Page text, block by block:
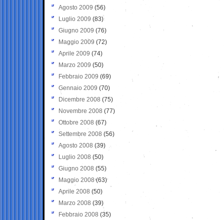
Agosto 2009 (56)
Luglio 2009 (83)
Giugno 2009 (76)
Maggio 2009 (72)
Aprile 2009 (74)
Marzo 2009 (50)
Febbraio 2009 (69)
Gennaio 2009 (70)
Dicembre 2008 (75)
Novembre 2008 (77)
Ottobre 2008 (67)
Settembre 2008 (56)
Agosto 2008 (39)
Luglio 2008 (50)
Giugno 2008 (55)
Maggio 2008(63)
Aprile 2008 (50)
Marzo 2008 (39)
Febbraio 2008 (35)